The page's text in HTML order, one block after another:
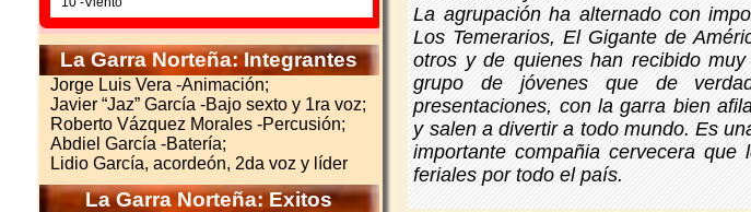
La Garra Norteña: Integrantes
Jorge Luis Vera -Animación;
Javier “Jaz” García -Bajo sexto y 1ra voz;
Roberto Vázquez Morales -Percusión;
Abdiel García -Batería;
Lidio García, acordeón, 2da voz y líder
La Garra Norteña: Exitos
La agrupación ha alternado con
Los Temerarios, El Gigante de
otros y de quienes han recibido
grupo de jóvenes que de
presentaciones, con la garra bien
y salen a divertir a todo mundo. Es
importante compañia cervecera
feriales por todo el país.